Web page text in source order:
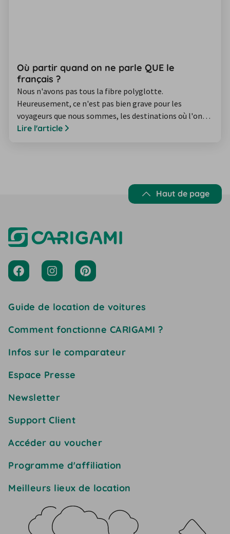
Où partir quand on ne parle QUE le
français ?
Nous n'avons pas tous la fibre polyglotte.
Heureusement, ce n'est pas bien grave pour les
voyageurs que nous sommes, les destinations où l'on
parle le français sont légion. Proches ou lointaines,
Lire l'article
Haut de page
Guide de location de voitures
Comment fonctionne CARIGAMI ?
Infos sur le comparateur
Espace Presse
Newsletter
Support Client
Accéder au voucher
Programme d'affiliation
Meilleurs lieux de location